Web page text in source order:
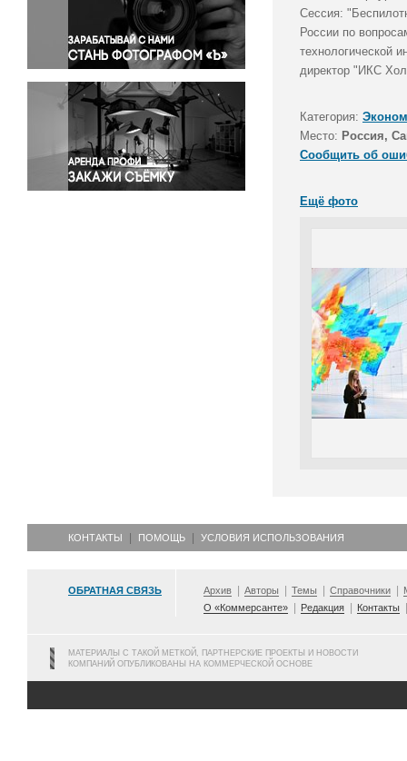
Правосудие
Происшествия и конфликты
Религия
Светская жизнь
Спорт
Экология
Экономика и бизнес
Сессия:
России по
технологической
директор "ИКС
Категория:
Место: Россия,
Сообщить об
Ещё фото
КОНТАКТЫ ПОМОЩЬ УСЛОВИЯ ИСПОЛЬЗОВАНИЯ
ОБРАТНАЯ СВЯЗЬ Архив Авторы Темы Справочники
О «Коммерсанте»
Редакция Контакты
МАТЕРИАЛЫ С ТАКОЙ МЕТКОЙ, ПАРТНЕРСКИЕ ПРОЕКТЫ И НОВОСТИ
КОМПАНИЙ ОПУБЛИКОВАНЫ НА КОММЕРЧЕСКОЙ ОСНОВЕ